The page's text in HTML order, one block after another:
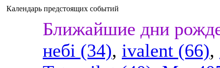
Календарь предстоящих событий
Ближайшие дни
небі (34), ivalent (66),